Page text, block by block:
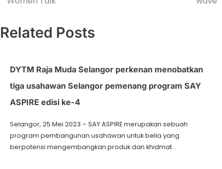
Related Posts
DYTM Raja Muda Selangor perkenan menobatkan
tiga usahawan Selangor pemenang program SAY
ASPIRE edisi ke-4
Selangor, 25 Mei 2023 – SAY ASPIRE merupakan sebuah
program pembangunan usahawan untuk belia yang
berpotensi mengembangkan produk dan khidmat…